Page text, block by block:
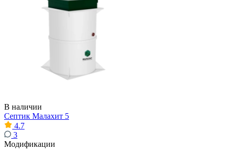
В наличии
Септик Малахит 5
4.7
3
Модификации